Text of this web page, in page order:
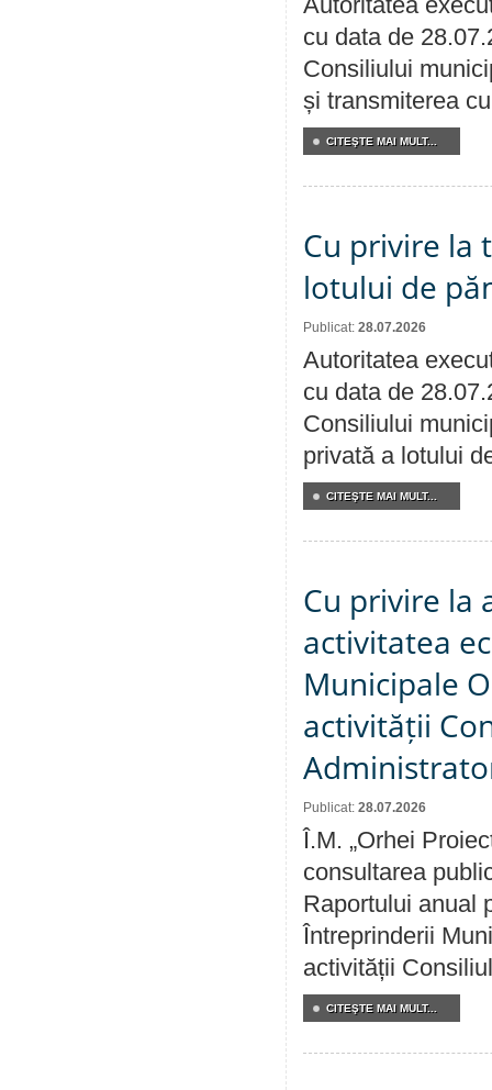
cu data de
Consiliului
și transmiterea
CITEŞTE MAI MULT...
Cu privire la
lotului de
Publicat: 28.07.2026
Autoritatea
cu data de
Consiliului
privată a lotului
CITEŞTE MAI MULT...
Cu privire la
activitatea
Municipale
activității
Publicat: 28.07.2026
Î.M. „Orhei
consultarea
Raportului anual
Întreprinderii
activității
CITEŞTE MAI MULT...